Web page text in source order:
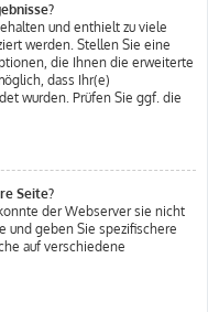
und enthielt zu viele
werden. Stellen Sie eine
die Ihnen die erweiterte
dass Ihr(e)
wurden. Prüfen Sie ggf. die
Seite?
der Webserver sie nicht
und geben Sie spezifischere
auf verschiedene